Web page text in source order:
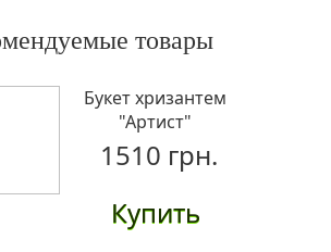
товары
Букет хризантем
"Артист"
1510 грн.
Купить